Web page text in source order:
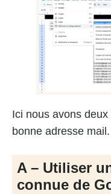
Ici nous avons
bonne adresse mail.
A – Utiliser
connue de